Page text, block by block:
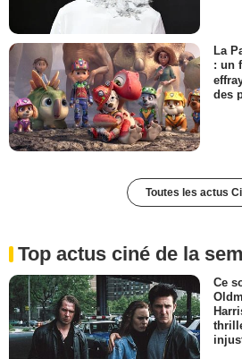
La
: un
des
Toutes les actus
Top actus ciné de la
Ce